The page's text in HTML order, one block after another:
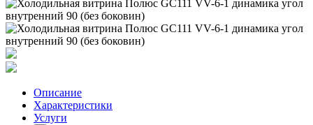
Описание
Характеристики
Услуги